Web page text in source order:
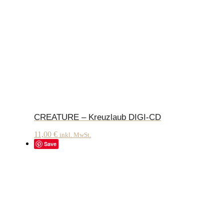
CREATURE – Kreuzlaub DIGI-CD
11,00 € inkl. MwSt.
Save